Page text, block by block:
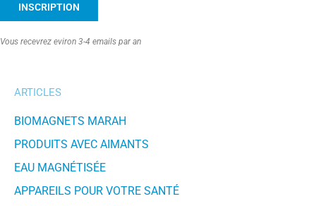
INSCRIPTION
Vous recevrez eviron 3-4 emails par an
ARTICLES
BIOMAGNETS MARAH
PRODUITS AVEC AIMANTS
EAU MAGNÉTISÉE
APPAREILS POUR VOTRE SANTÉ